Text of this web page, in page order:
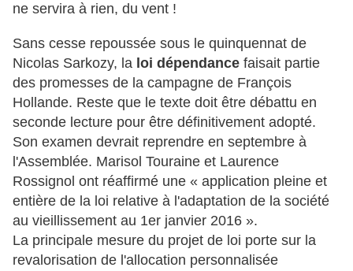
ne servira à rien, du vent !
Sans cesse repoussée sous le quinquennat de
Nicolas Sarkozy, la loi dépendance faisait partie
des promesses de la campagne de François
Hollande. Reste que le texte doit être débattu en
seconde lecture pour être définitivement adopté.
Son examen devrait reprendre en septembre à
l'Assemblée. Marisol Touraine et Laurence
Rossignol ont réaffirmé une « application pleine et
entière de la loi relative à l'adaptation de la société
au vieillissement au 1er janvier 2016 ».
La principale mesure du projet de loi porte sur la
revalorisation de l'allocation personnalisée